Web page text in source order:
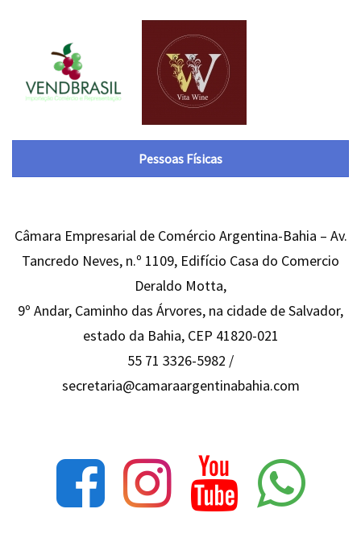
Pessoas Físicas
Câmara Empresarial de Comércio Argentina-Bahia – Av.
Tancredo Neves, n.º 1109, Edifício Casa do Comercio
Deraldo Motta,
9º Andar, Caminho das Árvores, na cidade de Salvador,
estado da Bahia, CEP 41820-021
55 71 3326-5982 /
secretaria@camaraargentinabahia.com